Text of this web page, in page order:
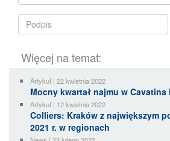
Więcej na temat:
Artykuł | 22 kwietnia 2022
Mocny kwartał najmu w Cavatina
Artykuł | 12 kwietnia 2022
Colliers: Kraków z największym
2021 r. w regionach